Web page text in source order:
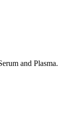
and Plasma.